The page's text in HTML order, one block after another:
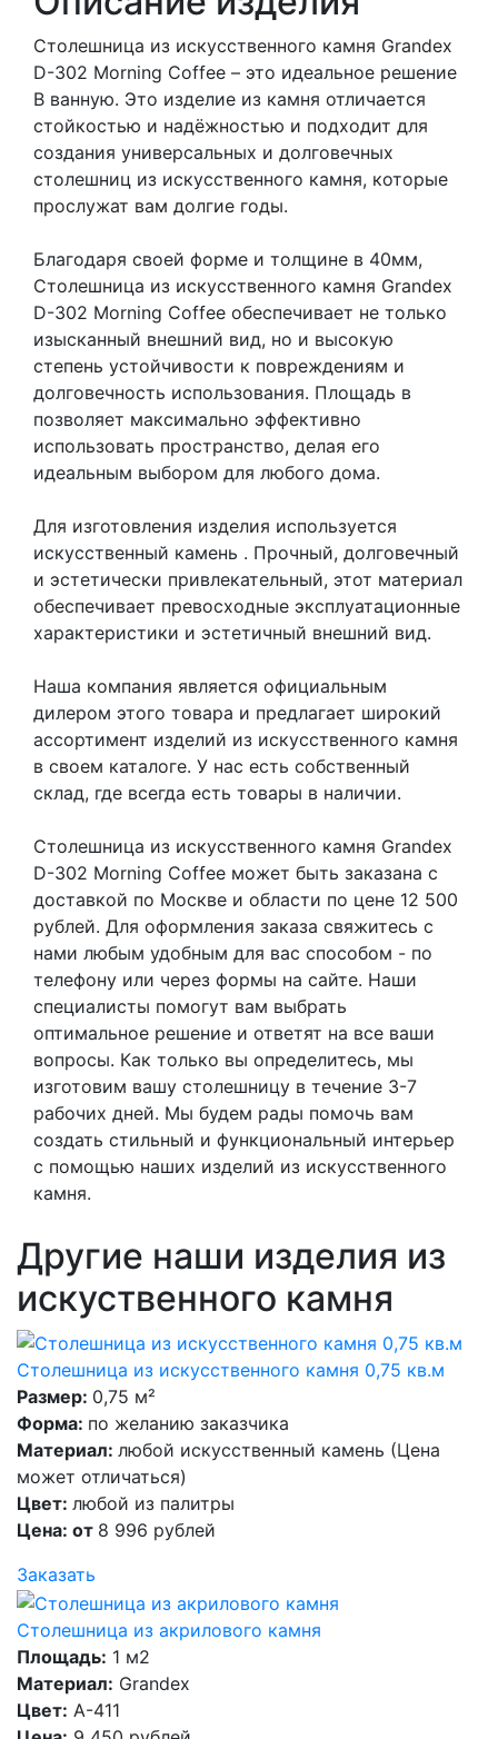
Столешница из искусственного камня Grandex
D-302 Morning Coffee – это идеальное решение
В ванную. Это изделие из камня отличается
стойкостью и надёжностью и подходит для
создания универсальных и долговечных
столешниц из искусственного камня, которые
прослужат вам долгие годы.
Благодаря своей форме и толщине в 40мм,
Столешница из искусственного камня Grandex
D-302 Morning Coffee обеспечивает не только
изысканный внешний вид, но и высокую
степень устойчивости к повреждениям и
долговечность использования. Площадь в
позволяет максимально эффективно
использовать пространство, делая его
идеальным выбором для любого дома.
Для изготовления изделия используется
искусственный камень . Прочный, долговечный
и эстетически привлекательный, этот материал
обеспечивает превосходные эксплуатационные
характеристики и эстетичный внешний вид.
Наша компания является официальным
дилером этого товара и предлагает широкий
ассортимент изделий из искусственного камня
в своем каталоге. У нас есть собственный
склад, где всегда есть товары в наличии.
Столешница из искусственного камня Grandex
D-302 Morning Coffee может быть заказана с
доставкой по Москве и области по цене 12 500
рублей. Для оформления заказа свяжитесь с
нами любым удобным для вас способом - по
телефону или через формы на сайте. Наши
специалисты помогут вам выбрать
оптимальное решение и ответят на все ваши
вопросы. Как только вы определитесь, мы
изготовим вашу столешницу в течение 3-7
рабочих дней. Мы будем рады помочь вам
создать стильный и функциональный интерьер
с помощью наших изделий из искусственного
камня.
Другие наши изделия из
искуственного камня
Столешница из искусственного камня 0,75 кв.м
Размер: 0,75 м²
Форма: по желанию заказчика
Материал: любой искусственный камень (Цена
может отличаться)
Цвет: любой из палитры
Цена: от 8 996 рублей
Заказать
Столешница из акрилового камня
Площадь: 1 м2
Материал: Grandex
Цвет: A-411